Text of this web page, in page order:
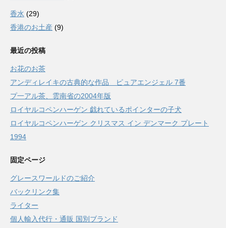
香水 (29)
香港のお土産 (9)
最近の投稿
お花のお茶
アンディレイキの古典的な作品 ピュアエンジェル 7番
プ一アル茶、雲南省の2004年版
ロイヤルコペンハーゲン 戯れているポインターの子犬
ロイヤルコペンハーゲン クリスマス イン デンマーク プレート
1994
固定ページ
グレースワールドのご紹介
バックリンク集
ライター
個人輸入代行・通販 国別ブランド